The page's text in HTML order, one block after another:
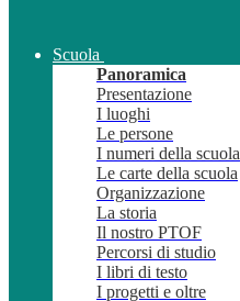
Scuola
Panoramica
Presentazione
I luoghi
Le persone
I numeri della scuola
Le carte della scuola
Organizzazione
La storia
Il nostro PTOF
Percorsi di studio
I libri di testo
I progetti e oltre